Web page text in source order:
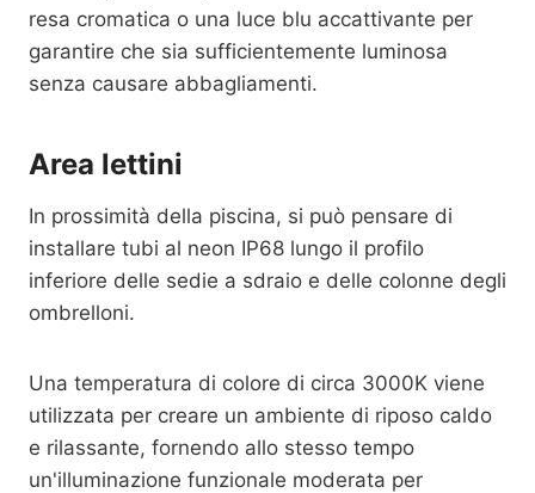
resa cromatica o una luce blu accattivante per
garantire che sia sufficientemente luminosa
senza causare abbagliamenti.
Area lettini
In prossimità della piscina, si può pensare di
installare tubi al neon IP68 lungo il profilo
inferiore delle sedie a sdraio e delle colonne degli
ombrelloni.
Una temperatura di colore di circa 3000K viene
utilizzata per creare un ambiente di riposo caldo
e rilassante, fornendo allo stesso tempo
un'illuminazione funzionale moderata per